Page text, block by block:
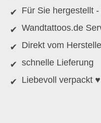
Für Sie hergestellt
Wandtattoos.de
Direkt vom
schnelle Lieferung
Liebevoll verpackt ♥